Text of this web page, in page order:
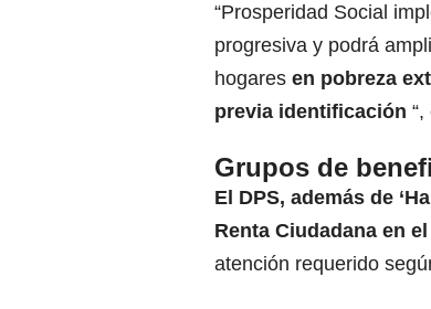
“Prosperidad Social
progresiva y podrá
hogares en pobreza
previa identificación
Grupos de
El DPS, además de
Renta Ciudadana en
atención requerido